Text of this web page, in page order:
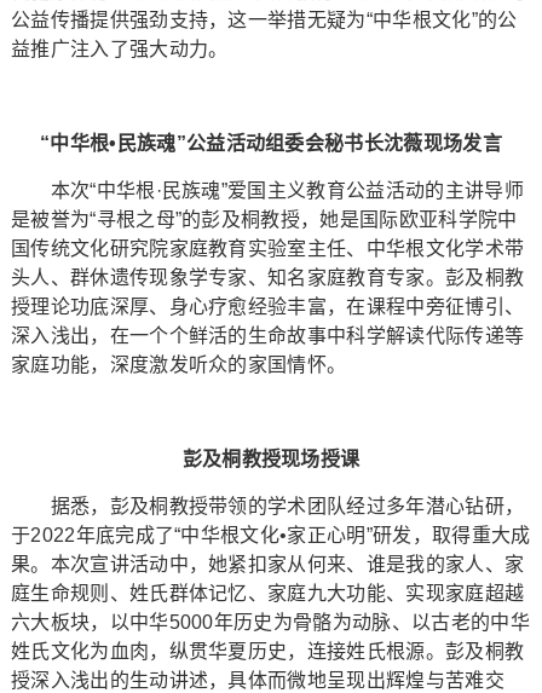
公益传播提供强劲支持，这一举措无疑为“中华根文化”的公
益推广注入了强大动力。
“中华根•民族魂”公益活动组委会秘书长沈薇现场发言
本次“中华根·民族魂”爱国主义教育公益活动的主讲导师
是被誉为“寻根之母”的彭及桐教授，她是国际欧亚科学院中
国传统文化研究院家庭教育实验室主任、中华根文化学术带
头人、群休遗传现象学专家、知名家庭教育专家。彭及桐教
授理论功底深厚、身心疗愈经验丰富，在课程中旁征博引、
深入浅出，在一个个鲜活的生命故事中科学解读代际传递等
家庭功能，深度激发听众的家国情怀。
彭及桐教授现场授课
据悉，彭及桐教授带领的学术团队经过多年潜心钻研，
于2022年底完成了“中华根文化•家正心明”研发，取得重大成
果。本次宣讲活动中，她紧扣家从何来、谁是我的家人、家
庭生命规则、姓氏群体记忆、家庭九大功能、实现家庭超越
六大板块，以中华5000年历史为骨骼为动脉、以古老的中华
姓氏文化为血肉，纵贯华夏历史，连接姓氏根源。彭及桐教
授深入浅出的生动讲述，具体而微地呈现出辉煌与苦难交